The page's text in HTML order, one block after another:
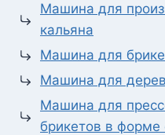
Машина для
кальяна
Машина для
Машина для
Машина для
брикетов в форме